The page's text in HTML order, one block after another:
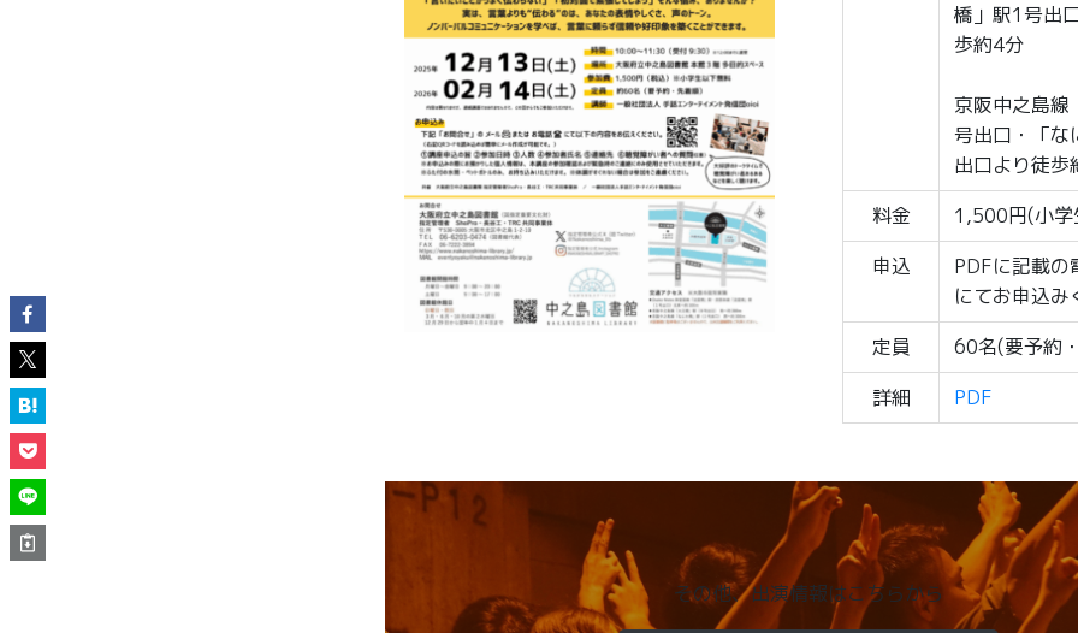
橋」駅1号出
歩約4分
京阪中之島線
号出口・「な
出口より徒歩
料金
1,500円(小学
申込
PDFに記載の
にてお申込み
定員
60名(要予約
詳細
PDF
その他、出演情報はこちらから